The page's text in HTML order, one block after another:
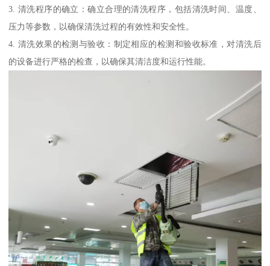
3. 清洗程序的确立：确立合理的清洗程序，包括清洗时间、温度、
压力等参数，以确保清洗过程的有效性和安全性。
4. 清洗效果的检测与验收：制定相应的检测和验收标准，对清洗后
的设备进行严格的检查，以确保其清洁度和运行性能。